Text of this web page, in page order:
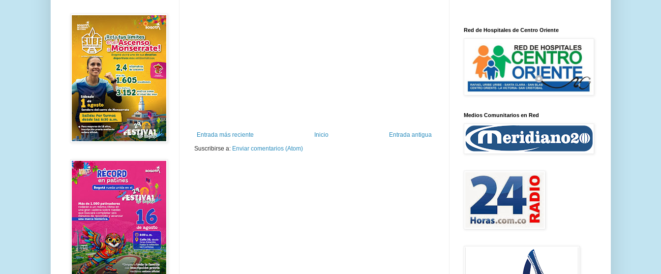
Entrada más reciente Entrada antigua
Inicio
Suscribirse a: Enviar comentarios (Atom)
Red de Hospitales de Centro Oriente
Medios Comunitarios en Red